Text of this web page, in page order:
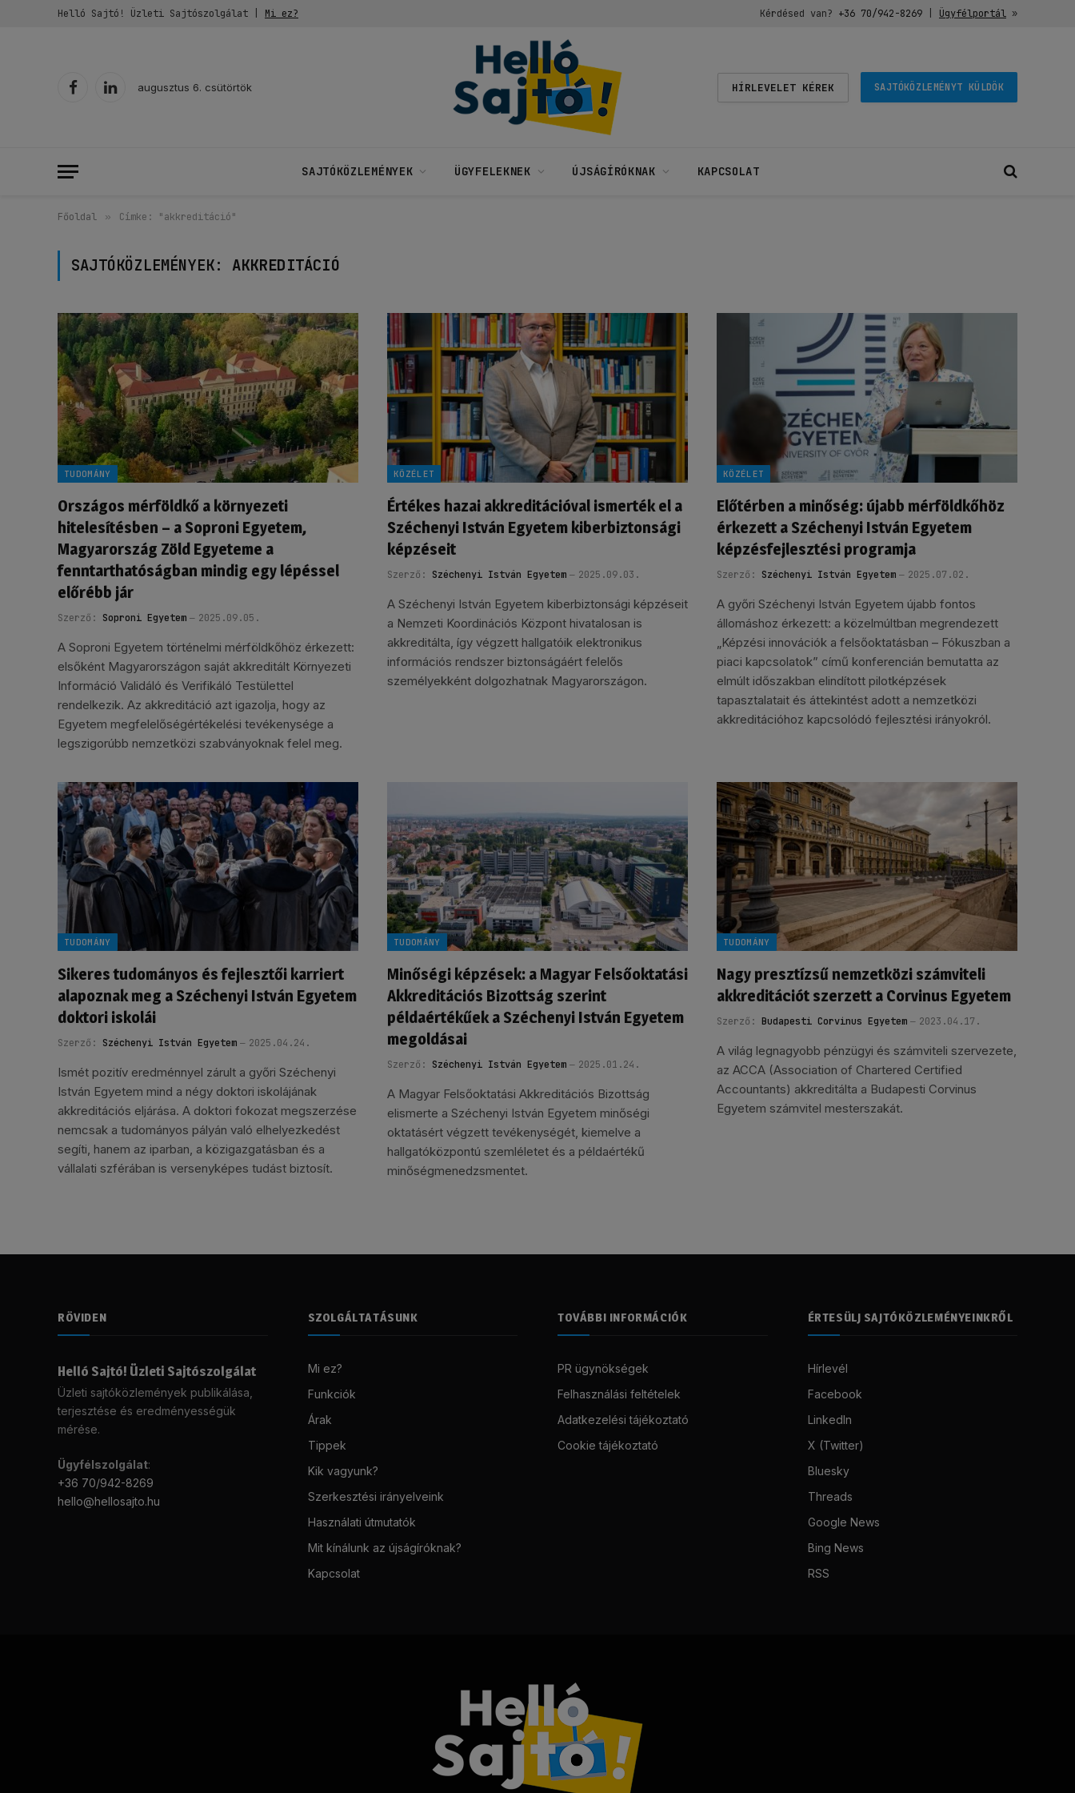
Helló Sajtó! Üzleti Sajtószolgálat | Mi ez? Kérdésed van? +36 70/942-8269| Ügyfélportál»
FacebookLinkedIn
augusztus 6. csütörtök HÍRLEVELET KÉREK SAJTÓKÖZLEMÉNYT KÜLDÖK
SAJTÓKÖZLEMÉNYEK ÜGYFELEKNEK ÚJSÁGÍRÓKNAK KAPCSOLAT
Főoldal » Címke: "akkreditáció"
SAJTÓKÖZLEMÉNYEK:AKKREDITÁCIÓ
TUDOMÁNY
Országos mérföldkő a környezeti
hitelesítésben – a Soproni Egyetem,
Magyarország Zöld Egyeteme a
fenntarthatóságban mindig egy lépéssel
előrébb jár
Szerző: Soproni Egyetem 2025.09.05.
A Soproni Egyetem történelmi mérföldkőhöz érkezett:
elsőként Magyarországon saját akkreditált Környezeti
Információ Validáló és Verifikáló Testülettel
rendelkezik. Az akkreditáció azt igazolja, hogy az
Egyetem megfelelőségértékelési tevékenysége a
legszigorúbb nemzetközi szabványoknak felel meg.
KÖZÉLET
Értékes hazai akkreditációval ismerték el a
Széchenyi István Egyetem kiberbiztonsági
képzéseit
Szerző: Széchenyi István Egyetem 2025.09.03.
A Széchenyi István Egyetem kiberbiztonsági képzéseit
a Nemzeti Koordinációs Központ hivatalosan is
akkreditálta, így végzett hallgatóik elektronikus
információs rendszer biztonságáért felelős
személyekként dolgozhatnak Magyarországon.
KÖZÉLET
Előtérben a minőség: újabb mérföldkőhöz
érkezett a Széchenyi István Egyetem
képzésfejlesztési programja
Szerző: Széchenyi István Egyetem 2025.07.02.
A győri Széchenyi István Egyetem újabb fontos
állomáshoz érkezett: a közelmúltban megrendezett
„Képzési innovációk a felsőoktatásban – Fókuszban a
piaci kapcsolatok” című konferencián bemutatta az
elmúlt időszakban elindított pilotképzések
tapasztalatait és áttekintést adott a nemzetközi
akkreditációhoz kapcsolódó fejlesztési irányokról.
TUDOMÁNY
Sikeres tudományos és fejlesztői karriert
alapoznak meg a Széchenyi István Egyetem
doktori iskolái
Szerző: Széchenyi István Egyetem 2025.04.24.
Ismét pozitív eredménnyel zárult a győri Széchenyi
István Egyetem mind a négy doktori iskolájának
akkreditációs eljárása. A doktori fokozat megszerzése
nemcsak a tudományos pályán való elhelyezkedést
segíti, hanem az iparban, a közigazgatásban és a
vállalati szférában is versenyképes tudást biztosít.
TUDOMÁNY
Minőségi képzések: a Magyar Felsőoktatási
Akkreditációs Bizottság szerint
példaértékűek a Széchenyi István Egyetem
megoldásai
Szerző: Széchenyi István Egyetem 2025.01.24.
A Magyar Felsőoktatási Akkreditációs Bizottság
elismerte a Széchenyi István Egyetem minőségi
oktatásért végzett tevékenységét, kiemelve a
hallgatóközpontú szemléletet és a példaértékű
minőségmenedzsmentet.
TUDOMÁNY
Nagy presztízsű nemzetközi számviteli
akkreditációt szerzett a Corvinus Egyetem
Szerző: Budapesti Corvinus Egyetem 2023.04.17.
A világ legnagyobb pénzügyi és számviteli szervezete,
az ACCA (Association of Chartered Certified
Accountants) akkreditálta a Budapesti Corvinus
Egyetem számvitel mesterszakát.
RÖVIDEN
Helló Sajtó! Üzleti Sajtószolgálat
Üzleti sajtóközlemények publikálása,
terjesztése és eredményességük
mérése.
Ügyfélszolgálat:
+36 70/942-8269
hello@hellosajto.hu
SZOLGÁLTATÁSUNK
Mi ez?
Funkciók
Árak
Tippek
Kik vagyunk?
Szerkesztési irányelveink
Használati útmutatók
Mit kínálunk az újságíróknak?
Kapcsolat
TOVÁBBI INFORMÁCIÓK
PR ügynökségek
Felhasználási feltételek
Adatkezelési tájékoztató
Cookie tájékoztató
ÉRTESÜLJ SAJTÓKÖZLEMÉNYEINKRŐL
Hírlevél
Facebook
LinkedIn
X (Twitter)
Bluesky
Threads
Google News
Bing News
RSS